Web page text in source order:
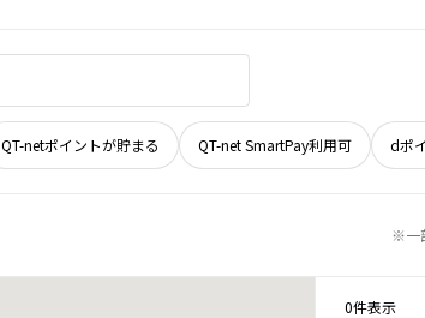
QT-netポイントが貯まる QT-net SmartPay利用可 dポ
※一
0件表示